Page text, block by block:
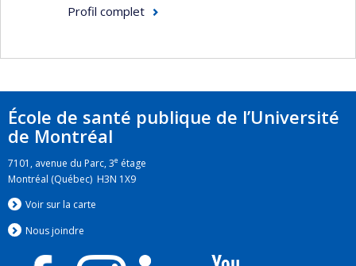
Pratiques médicales
Profil complet
École de santé publique de l’Université
de Montréal
7101, avenue du Parc, 3e étage
Montréal (Québec) H3N 1X9
Voir sur la carte
Nous joindre